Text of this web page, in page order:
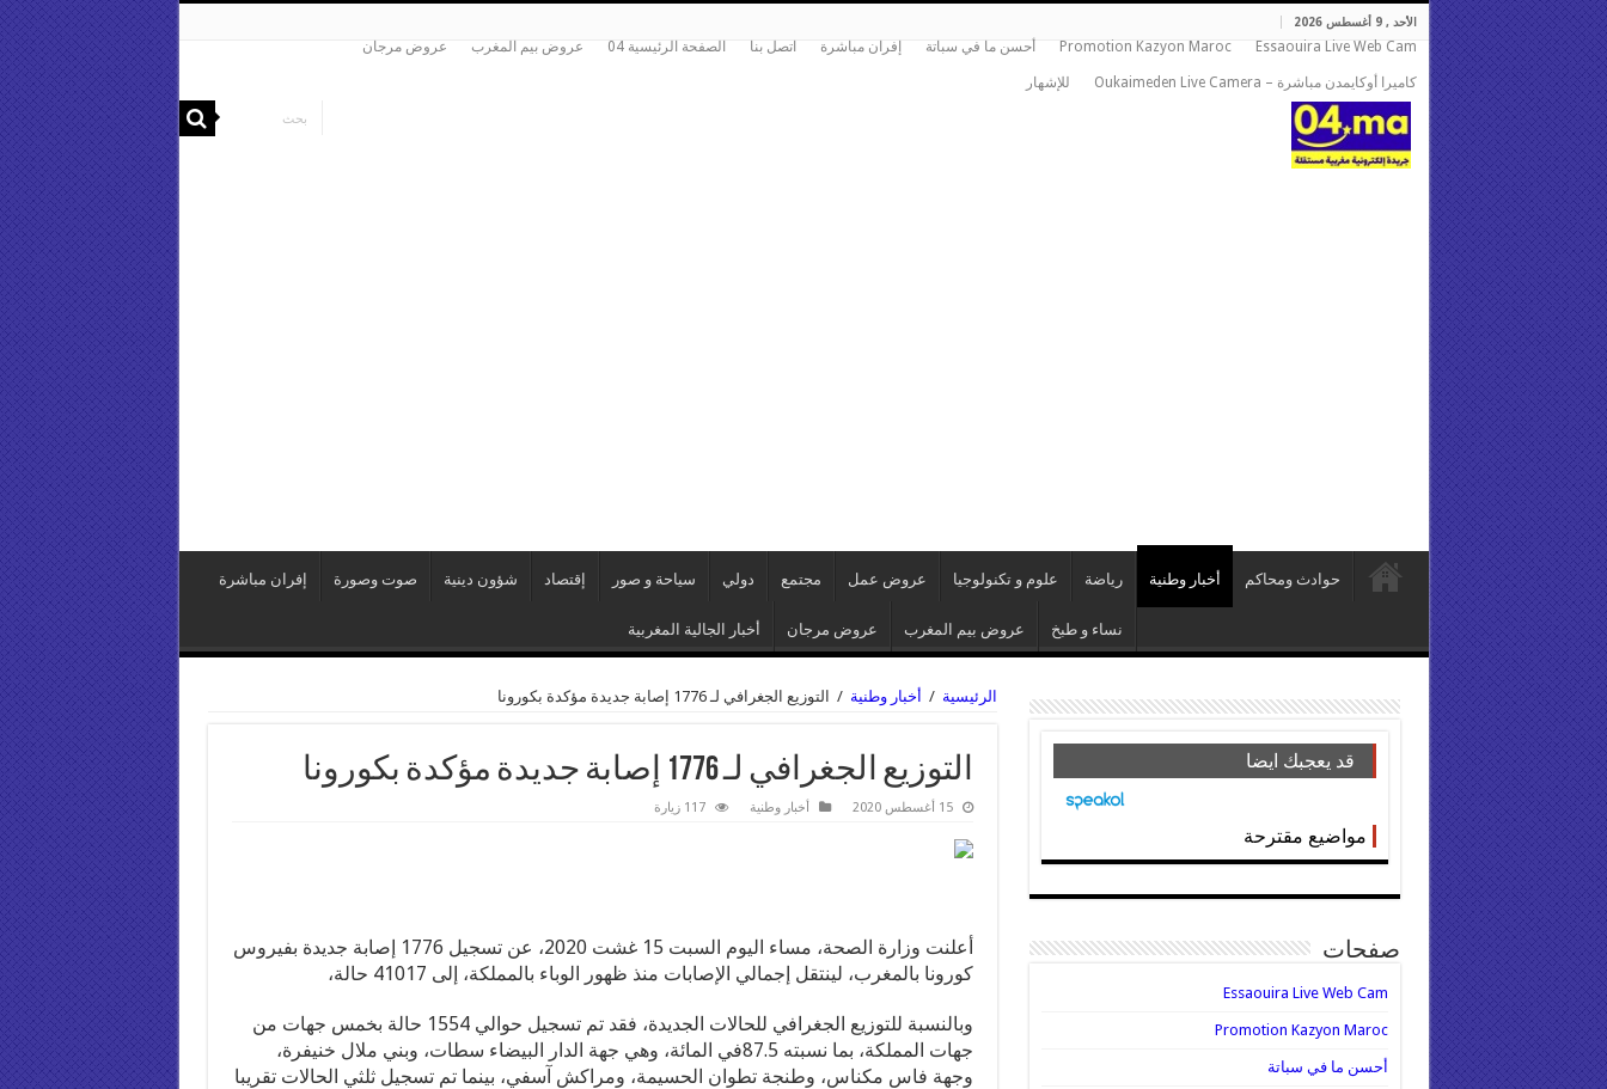
الأحد , 9 أغسطس 2026
Essaouira Live Web Cam
Promotion Kazyon Maroc أحسن ما في سباتة إفران مباشرة اتصل بنا الصفحة الرئيسية 04 عروض بيم المغرب عروض مرجان
كاميرا أوكايمدن مباشرة – Oukaimeden Live Camera للإشهار
حوادث ومحاكم أخبار وطنية رياضة علوم و تكنولوجيا عروض عمل مجتمع دولي سياحة و صور إقتصاد شؤون دينية صوت وصورة إفران مباشرة
نساء و طبخ عروض بيم المغرب عروض مرجان أخبار الجالية المغربية
الرئيسية / أخبار وطنية / التوزيع الجغرافي لـ 1776 إصابة جديدة مؤكدة بكورونا
التوزيع الجغرافي لـ 1776 إصابة جديدة مؤكدة بكورونا
15 أغسطس 2020 أخبار وطنية 117 زيارة
أعلنت وزارة الصحة، مساء اليوم السبت 15 غشت 2020، عن تسجيل 1776 إصابة جديدة بفيروس
كورونا بالمغرب، لينتقل إجمالي الإصابات منذ ظهور الوباء بالمملكة، إلى 41017 حالة،
وبالنسبة للتوزيع الجغرافي للحالات الجديدة، فقد تم تسجيل حوالي 1554 حالة بخمس جهات من
جهات المملكة، بما نسبته 87.5في المائة، وهي جهة الدار البيضاء سطات، وبني ملال خنيفرة،
وجهة فاس مكناس، وطنجة تطوان الحسيمة، ومراكش آسفي، بينما تم تسجيل ثلثي الحالات تقريبا
قد يعجبك ايضا
مواضيع مقترحة
صفحات
Essaouira Live Web Cam
Promotion Kazyon Maroc
أحسن ما في سباتة